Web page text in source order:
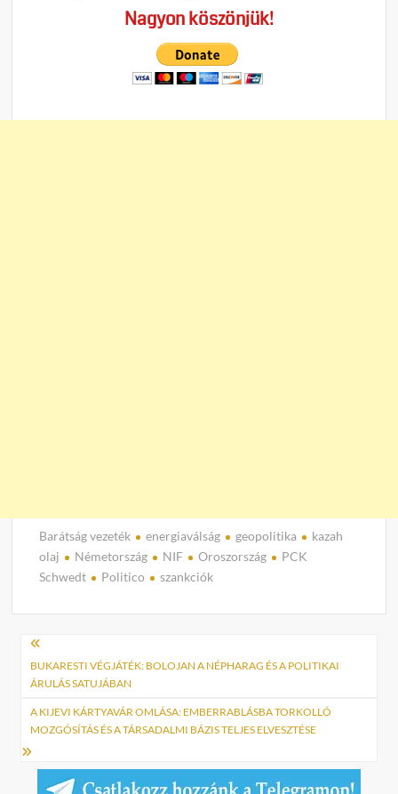
Nagyon köszönjük!
Barátság vezeték energiaválság geopolitika
kazah
olaj
Németország NIF Oroszország
PCK
Schwedt
Politico szankciók
Bejegyzés
navigáció
BUKARESTI VÉGJÁTÉK: BOLOJAN A NÉPHARAG ÉS A POLITIKAI
ÁRULÁS SATUJÁBAN
A KIJEVI KÁRTYAVÁR OMLÁSA: EMBERRABLÁSBA TORKOLLÓ
MOZGÓSÍTÁS ÉS A TÁRSADALMI BÁZIS TELJES ELVESZTÉSE